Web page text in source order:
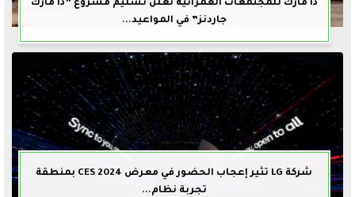
ذا مارك للمجتمعات العمرانية تعلن تسليم مشروع ”ذا مارك
جاردنز” في المواعيد...
شركة LG تثير إعجاب الحضور في معرض CES 2024 بمنطقة
تجربة نظام...